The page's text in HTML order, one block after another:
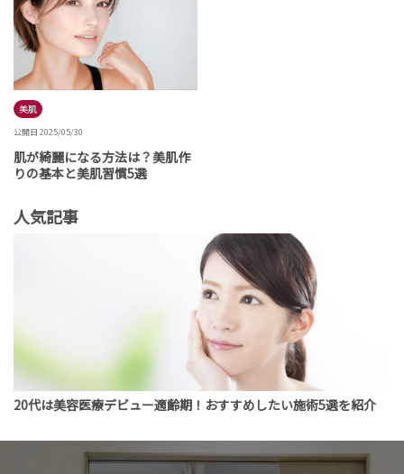
美肌
公開日 2025/05/30
肌が綺麗になる方法は？美肌作
りの基本と美肌習慣5選
人気記事
20代は美容医療デビュー適齢期！おすすめしたい施術5選を紹介